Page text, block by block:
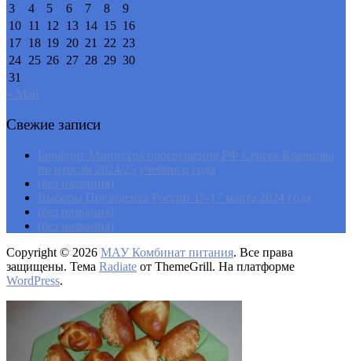
3
4 5 6 7 8
9
10 11 12 13 14 15 16
17 18 19 20 21 22 23
24 25 26 27 28 29 30
31
« Май
Свежие записи
Брифинг Министра просвещения РФ Сергея Кравцова
по итогам 2024/25 учебного года
(без названия)
Выборы Президента России 15-17 марта 2024 года
(без названия)
(без названия)
Copyright © 2026 МАУ Комбинат питания. Все права
защищены. Тема Radiate от ThemeGrill. На платформе
WordPress.